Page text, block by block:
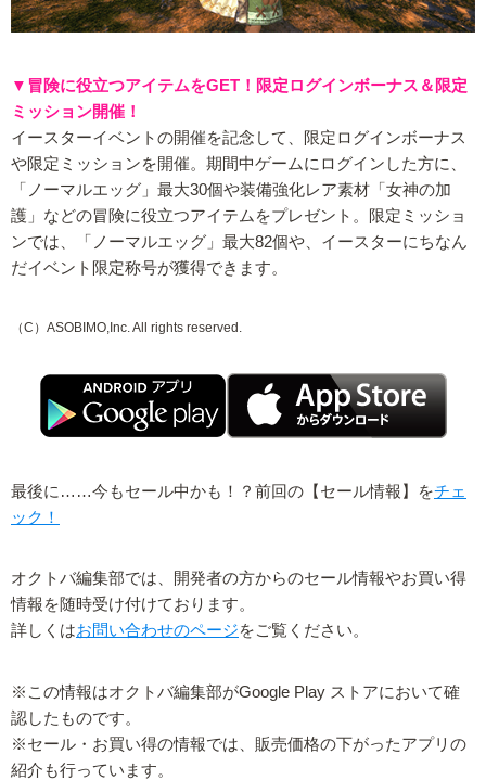
▼冒険に役立つアイテムをGET！限定ログインボーナス＆限定
ミッション開催！
イースターイベントの開催を記念して、限定ログインボーナス
や限定ミッションを開催。期間中ゲームにログインした方に、
「ノーマルエッグ」最大30個や装備強化レア素材「女神の加
護」などの冒険に役立つアイテムをプレゼント。限定ミッショ
ンでは、「ノーマルエッグ」最大82個や、イースターにちなん
だイベント限定称号が獲得できます。
（C）ASOBIMO,Inc. All rights reserved.
最後に……今もセール中かも！？前回の【セール情報】をチェ
ック！
オクトバ編集部では、開発者の方からのセール情報やお買い得
情報を随時受け付けております。
詳しくはお問い合わせのページをご覧ください。
※この情報はオクトバ編集部がGoogle Play ストアにおいて確
認したものです。
※セール・お買い得の情報では、販売価格の下がったアプリの
紹介も行っています。